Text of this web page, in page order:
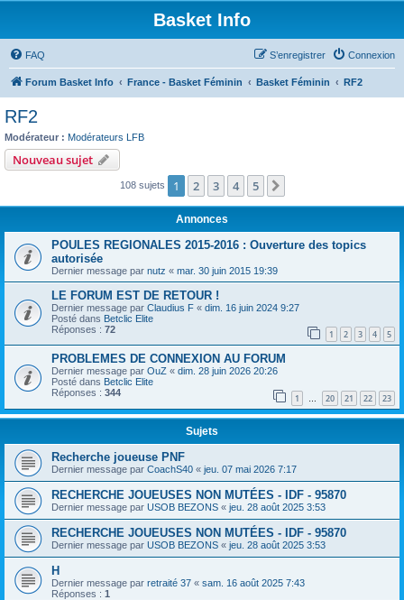
Basket Info
FAQ Connexion
S’enregistrer
Forum Basket Info France - Basket Féminin Basket Féminin RF2
RF2
Modérateur : Modérateurs LFB
Nouveau sujet
108 sujets 1 2 3 4 5
Annonces
POULES REGIONALES 2015-2016 : Ouverture des topics
autorisée
Dernier message par nutz « mar. 30 juin 2015 19:39
LE FORUM EST DE RETOUR !
Dernier message par Claudius F « dim. 16 juin 2024 9:27
Posté dans Betclic Elite
Réponses : 72 1 2 3 4 5
PROBLEMES DE CONNEXION AU FORUM
Dernier message par OuZ « dim. 28 juin 2026 20:26
Posté dans Betclic Elite
Réponses : 344 1 … 20 21 22 23
Sujets
Recherche joueuse PNF
Dernier message par CoachS40 « jeu. 07 mai 2026 7:17
RECHERCHE JOUEUSES NON MUTÉES - IDF - 95870
Dernier message par USOB BEZONS « jeu. 28 août 2025 3:53
RECHERCHE JOUEUSES NON MUTÉES - IDF - 95870
Dernier message par USOB BEZONS « jeu. 28 août 2025 3:53
H
Dernier message par retraité 37 « sam. 16 août 2025 7:43
Réponses : 1